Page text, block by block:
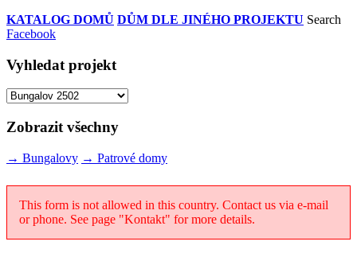
KATALOG DOMŮ DŮM DLE JINÉHO PROJEKTU Search
Facebook
Vyhledat projekt
Zobrazit všechny
→ Bungalovy → Patrové domy
This form is not allowed in this country. Contact us via e-mail
or phone. See page "Kontakt" for more details.